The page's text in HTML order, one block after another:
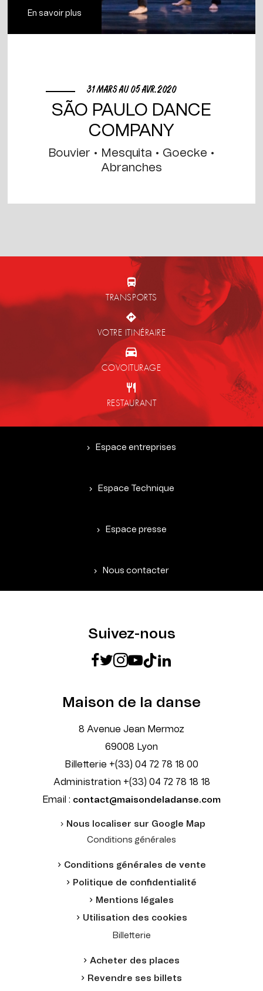
En savoir plus
31 MARS AU 05 AVR. 2020
SÃO PAULO DANCE
COMPANY
Bouvier • Mesquita • Goecke •
Abranches
TRANSPORTS
VOTRE ITINÉRAIRE
COVOITURAGE
RESTAURANT
Espace entreprises
Espace Technique
Espace presse
Nous contacter
Suivez-nous
Maison de la danse
8 Avenue Jean Mermoz
69008 Lyon
Billetterie +(33) 04 72 78 18 00
Administration +(33) 04 72 78 18 18
Email : contact@maisondeladanse.com
Nous localiser sur Google Map
Conditions générales
Conditions générales de vente
Politique de confidentialité
Mentions légales
Utilisation des cookies
Billetterie
Acheter des places
Revendre ses billets